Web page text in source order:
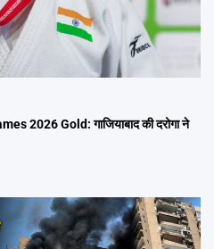
2026 Gold: गाजियाबाद की दरोगा ने